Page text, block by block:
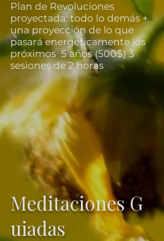
Plan de Revoluciones
proyectada:todo lo demás +
una proyección de lo que
pasará energéticamente los
próximos 5 años(500$) 3
sesiones de 2 horas
Meditaciones G
uiadas